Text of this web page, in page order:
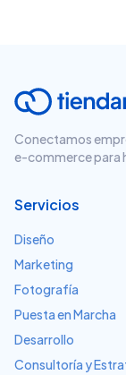
Conectamos
e-commerce para
Servicios
Diseño
Marketing
Fotografía
Puesta en Marcha
Desarrollo
Consultoría y